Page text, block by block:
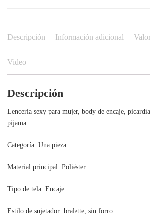
Descripción Información adicional
Video
Descripción
Lencería sexy para mujer, body de encaje,
pijama
Categoría: Una pieza
Material principal: Poliéster
Tipo de tela: Encaje
Estilo de sujetador: bralette, sin forro.